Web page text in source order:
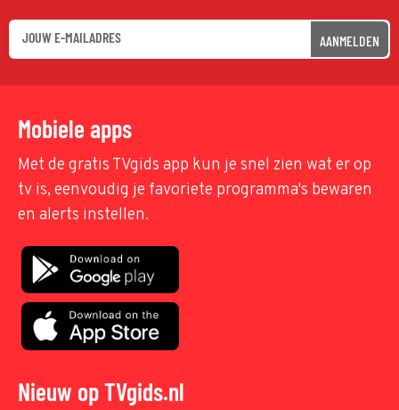
AANMELDEN
Mobiele apps
Met de gratis TVgids app kun je snel zien wat er op
tv is, eenvoudig je favoriete programma's bewaren
en alerts instellen.
Nieuw op TVgids.nl